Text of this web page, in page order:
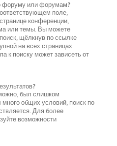
форуму или форумам?
поле,
конференции,
или темы. Вы можете
щёлкнув по ссылке
на всех страницах
к поиску может зависеть от
был слишком
общих условий, поиск по
Для более
возможности